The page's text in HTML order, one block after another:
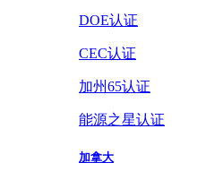
DOE认证
CEC认证
加州65认证
能源之星认证
加拿大